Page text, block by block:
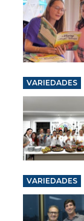
VARIEDADES
VARIEDADES